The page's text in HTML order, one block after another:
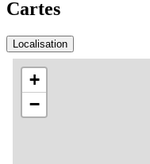
Cartes
Localisation